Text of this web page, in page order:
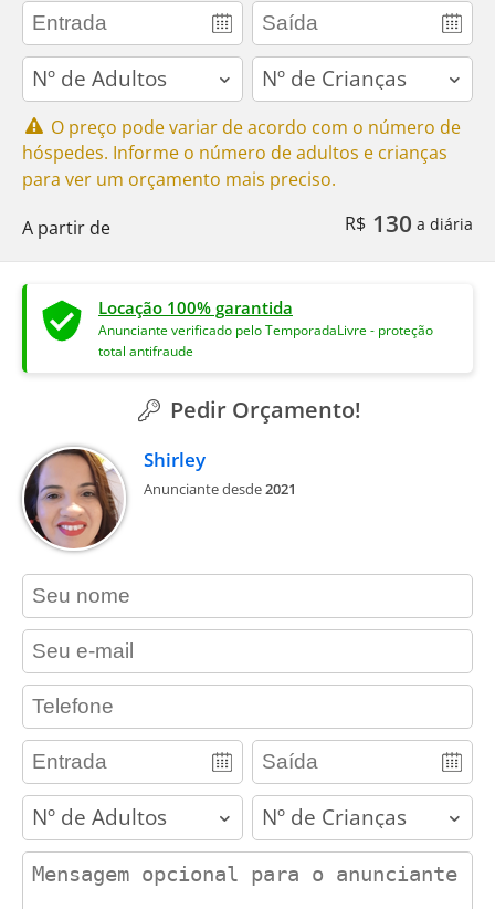
adults children
O preço pode variar de acordo com o número de
hóspedes. Informe o número de adultos e crianças
para ver um orçamento mais preciso.
A partir de
R$ 130 a diária
Locação 100% garantida
Anunciante verificado pelo TemporadaLivre - proteção
total antifraude
Pedir Orçamento!
Shirley
Anunciante desde2021
contact_name
contact_email
contact_phone
adults children
contact_message